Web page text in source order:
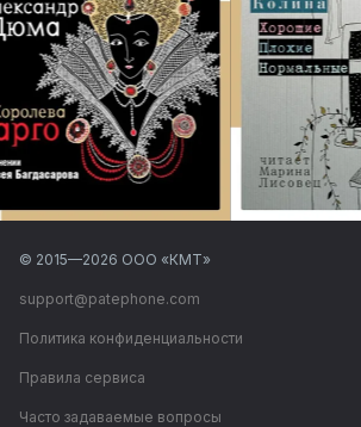
© 2015—2026 ООО «КМТ»
support@patephone.com
Политика конфиденциальности
Правила сервиса
Часто задаваемые вопросы